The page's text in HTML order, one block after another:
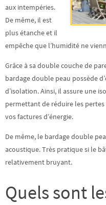
aux intempéries.
De même, il est
plus étanche et il
empêche que l’humidité ne
Grâce à sa double couche de
bardage double peau possède
d’isolation. Ainsi, il assure une
permettant de réduire les
vos factures d’énergie.
De même, le bardage double
acoustique. Très pratique si le
relativement bruyant.
Quels sont